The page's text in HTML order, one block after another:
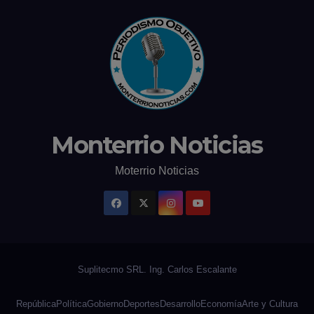
Monterrio Noticias
Moterrio Noticias
RepúblicaPolíticaGobiernoDeportesDesarrolloEconomíaArte y Cultura